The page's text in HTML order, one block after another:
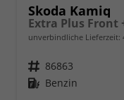
Skoda Kamiq
unverbindliche Lieferzeit:
Fahrzeugnr. 86863
Kraftstoff Benzin